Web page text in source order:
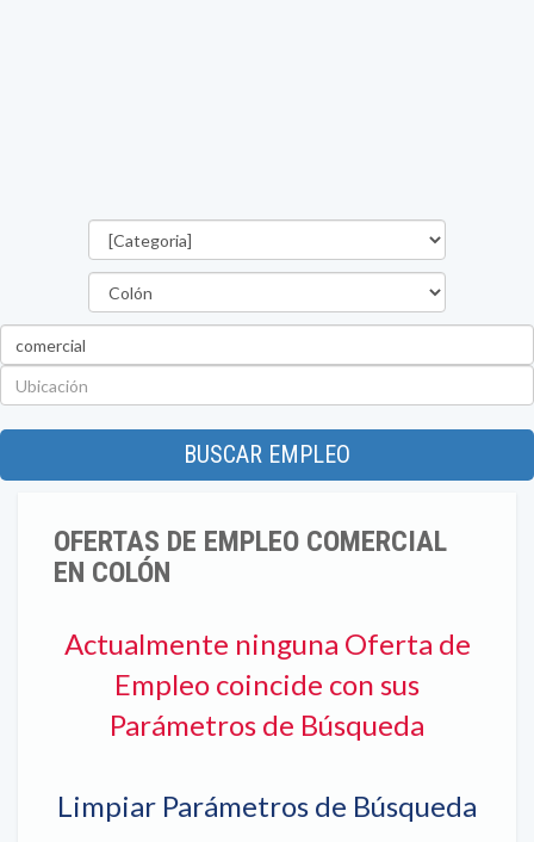
BUSCAR EMPLEO
OFERTAS DE EMPLEO COMERCIAL
EN COLÓN
Actualmente ninguna Oferta de
Empleo coincide con sus
Parámetros de Búsqueda
Limpiar Parámetros de Búsqueda